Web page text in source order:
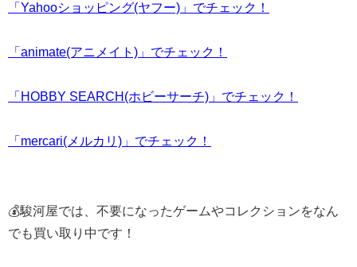
「Yahooショッピング(ヤフー)」でチェック！
「animate(アニメイト)」でチェック！
「HOBBY SEARCH(ホビーサーチ)」でチェック！
「mercari(メルカリ)」でチェック！
💰駿河屋では、不要になったゲームやコレクションをなん
でも買い取り中です！